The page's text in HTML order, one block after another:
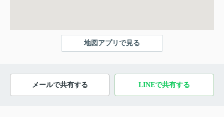
地図アプリで見る
メールで共有する LINEで共有する